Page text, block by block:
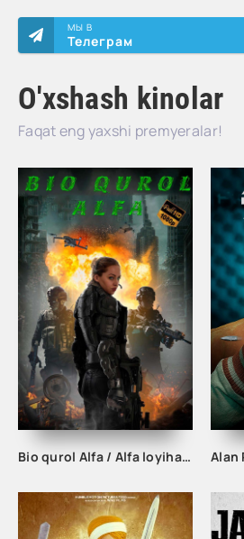
O'xshash kinolar
Faqat eng yaxshi premyeralar!
МЫ В
Телеграм
Bio qurol Alfa / Alfa loyihasi Uzbek tilida 2022 tarjima kino uzbekcha HD skachat